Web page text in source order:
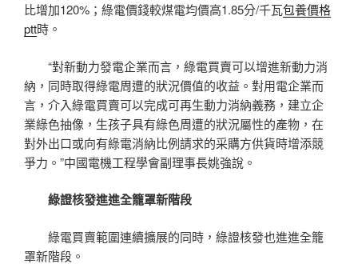
比增加120%；綠電價錢較煤電均價高1.85分/千瓦包養價格
ptt時。
“對新動力發電企業而言，綠電買賣可以增進新動力消
納，同時取得綠電周遭的狀況價值的收益。對用電企業而
言，介入綠電買賣可以完成可再生動力消納義務，建立企
業綠色抽像，生孩子具有綠色周遭的狀況屬性的產物，在
對外出口或向有綠電消納比例請求的采購方供貨時增添競
爭力。”中國電機工程學會副理事長姚強說。
綠證核發進進全籠罩新階段
綠電買賣範圍連續擴展的同時，綠證核發也進進全籠
罩新階段。